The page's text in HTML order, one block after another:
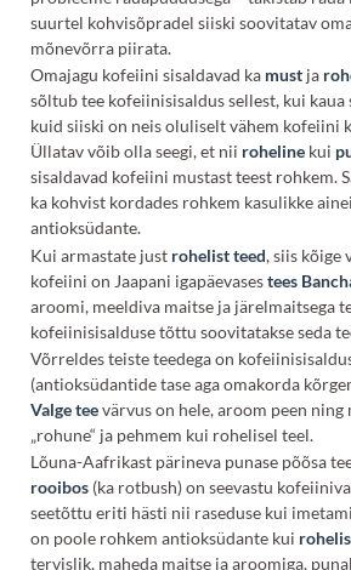
suurtel kohvisõpradel siiski soovitatav
mõnevõrra piirata.
Omajagu kofeiini sisaldavad ka must ja
sõltub tee kofeiinisisaldus sellest, kui kaua
kuid siiski on neis oluliselt vähem kofeiini
Üllatav võib olla seegi, et nii roheline kui
sisaldavad kofeiini mustast teest rohkem.
ka kohvist kordades rohkem kasulikke
antioksüdante.
Kui armastate just rohelist teed, siis kõige
kofeiini on Jaapani igapäevasestees
aroomi, meeldiva maitse ja järelmaitsega
kofeiinisisalduse tõttu soovitatakse seda
Võrreldes teiste teedega on
(antioksüdantide tase aga omakorda
Valge teevärvus on hele, aroom peen ning
„rohune“ ja pehmem kui rohelisel teel.
Lõuna-Aafrikast pärineva punase põõsa
rooibos (ka rotbush) on seevastu
seetõttu eriti hästi nii raseduse kui
on poole rohkem antioksüdante kui
tervislik, maheda maitse ja aroomiga,